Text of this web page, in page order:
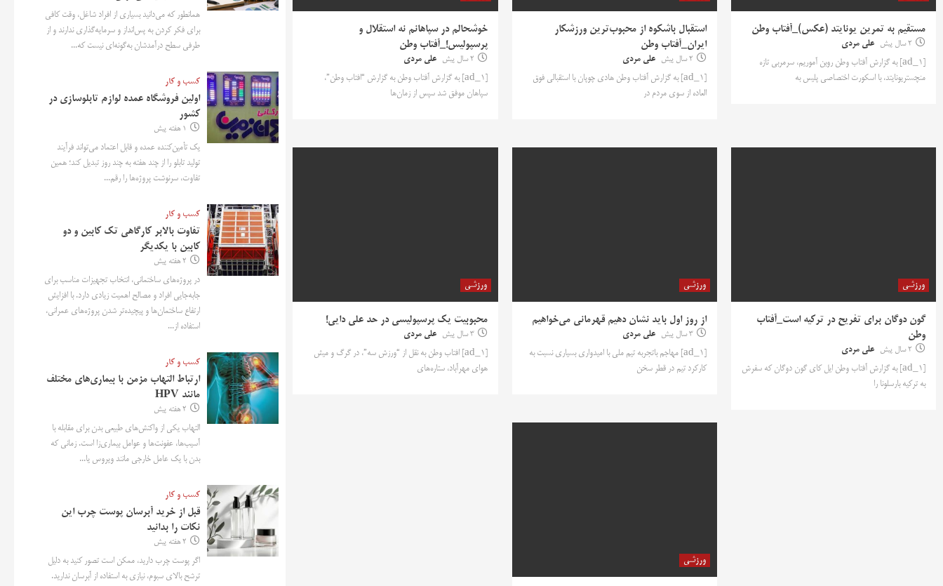
مستقیم به تمرین یونایتد (عکس)_آفتاب وطن
2 سال پیش علی مردی
[ad_1] به گزارش آفتاب وطن روبن آموریم، سرمربی تازه
منچستریونایتد، با اسکورت اختصاصی پلیس به
استقبال باشکوه از محبوب‌ترین ورزشکار
ایران_آفتاب وطن
2 سال پیش علی مردی
[ad_1] به گزارش آفتاب وطن هادی چوپان با استقبالی فوق
العاده از سوی مردم در
خوشحالم در سپاهانم نه استقلال و
پرسپولیس!_آفتاب وطن
2 سال پیش علی مردی
[ad_1] به گزارش آفتاب وطن به گزارش “افتاب وطن”،
سپاهان موفق شد سپس از زمان‌ها
ورزشی
گون دوگان برای تفریح در ترکیه است_آفتاب
وطن
2 سال پیش علی مردی
[ad_1] به گزارش آفتاب وطن ایل کای گون دوگان که سفرش
به ترکیه بارسلونا را
ورزشی
از روز اول باید نشان دهیم قهرمانی می‌خواهیم
3 سال پیش علی مردی
[ad_1] مهاجم باتجربه تیم ملی با امیدواری بسیاری نسبت به
کارکرد تیم در قطر سخن
ورزشی
محبوبیت یک پرسپولیسی در حد علی دایی!
3 سال پیش علی مردی
[ad_1] افتاب وطن به نقل از “ورزش سه”، در گرگ و میش
هوای مهرآباد، ستاره‌های
ورزشی
همانطور که می‌دانید بسیاری از افراد شاغل، وقت کافی
برای فکر کردن به پس‌انداز و سرمایه‌گذاری ندارند و از
طرفی سطح درآمدشان به‌گونه‌ای نیست که...
کسب و کار
اولین فروشگاه عمده لوازم تابلوسازی در
کشور
1 هفته پیش
یک تأمین‌کننده عمده و قابل اعتماد می‌تواند فرآیند
تولید تابلو را از چند هفته به چند روز تبدیل کند؛ همین
تفاوت، سرنوشت پروژه‌ها را رقم...
کسب و کار
تفاوت بالابر کارگاهی تک کابین و دو
کابین با یکدیگر
2 هفته پیش
در پروژه‌های ساختمانی، انتخاب تجهیزات مناسب برای
جابه‌جایی افراد و مصالح اهمیت زیادی دارد. با افزایش
ارتفاع ساختمان‌ها و پیچیده‌تر شدن پروژه‌های عمرانی،
استفاده از...
کسب و کار
ارتباط التهاب مزمن با بیماری‌های مختلف
مانند HPV
2 هفته پیش
التهاب یکی از واکنش‌های طبیعی بدن برای مقابله با
آسیب‌ها، عفونت‌ها و عوامل بیماری‌زا است. زمانی که
بدن با یک عامل خارجی مانند ویروس یا...
کسب و کار
قبل از خرید آبرسان پوست چرب این
نکات را بدانید
2 هفته پیش
اگر پوست چرب دارید، ممکن است تصور کنید به دلیل
ترشح بالای سبوم، نیازی به استفاده از آبرسان ندارید.